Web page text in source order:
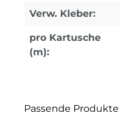
Verw. Kleber:
pro Kartusche
(m):
Passende Produkte